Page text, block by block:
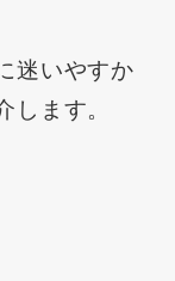
迷いやすか
します。